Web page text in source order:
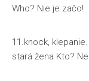
Who? Nie je začo!
11.knock,
stará žena Kto?